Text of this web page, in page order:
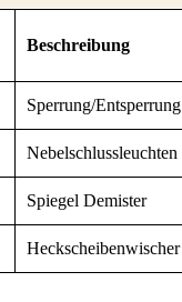
Beschreibung
Sperrung/Entsperrung
Nebelschlussleuchten
Spiegel Demister
Heckscheibenwischer